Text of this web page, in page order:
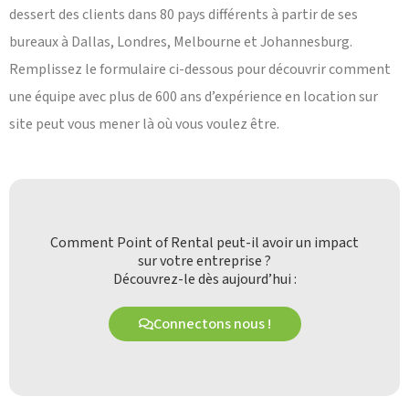
dessert des clients dans 80 pays différents à partir de ses
bureaux à Dallas, Londres, Melbourne et Johannesburg.
Remplissez le formulaire ci-dessous pour découvrir comment
une équipe avec plus de 600 ans d’expérience en location sur
site peut vous mener là où vous voulez être.
Comment Point of Rental peut-il avoir un impact
sur votre entreprise ?
Découvrez-le dès aujourd’hui :
Connectons nous !